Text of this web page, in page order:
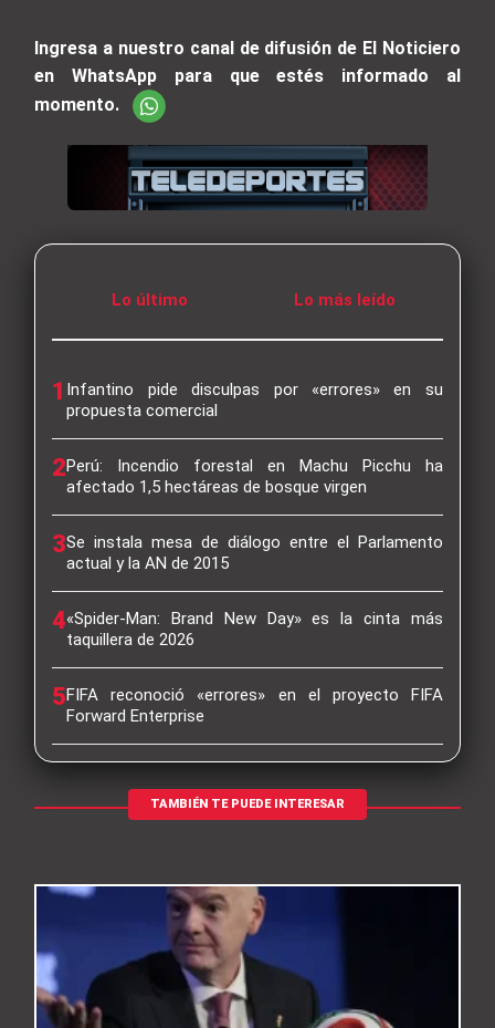
Ingresa a nuestro canal de difusión de El Noticiero
en WhatsApp para que estés informado al
momento.
Lo último Lo más leído
1 Infantino pide disculpas por «errores» en su
propuesta comercial
2Perú: Incendio forestal en Machu Picchu ha
afectado 1,5 hectáreas de bosque virgen
3Se instala mesa de diálogo entre el Parlamento
actual y la AN de 2015
4«Spider-Man: Brand New Day» es la cinta más
taquillera de 2026
5FIFA reconoció «errores» en el proyecto FIFA
Forward Enterprise
TAMBIÉN TE PUEDE INTERESAR